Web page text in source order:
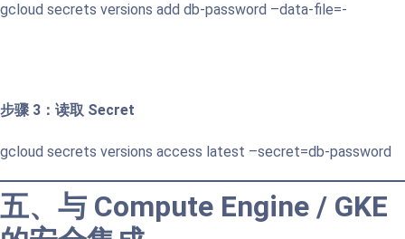
gcloud secrets versions add db-password –data-file=-
步骤 3：读取 Secret
gcloud secrets versions access latest –secret=db-password
五、与 Compute Engine / GKE